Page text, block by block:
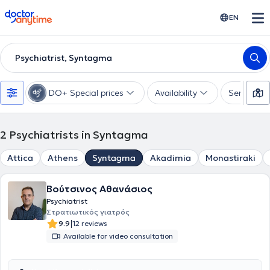
doctoranytime EN
Psychiatrist, Syntagma
DO+ Special prices Availability Services
2 Psychiatrists in Syntagma
Attica Athens Syntagma Akadimia Monastiraki
Βούτσινος Αθανάσιος
Psychiatrist
Στρατιωτικός γιατρός
9.9|12 reviews
Available for video consultation